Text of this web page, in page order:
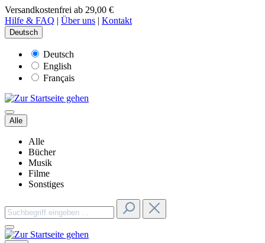
Versandkostenfrei ab 29,00 €
Hilfe & FAQ | Über uns | Kontakt
Deutsch
Deutsch
English
Français
Alle
Alle
Bücher
Musik
Filme
Sonstiges